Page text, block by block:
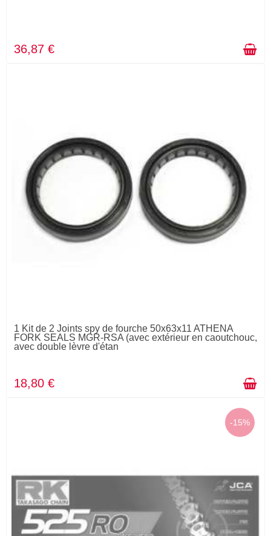
36,87 €
1 Kit de 2 Joints spy de fourche 50x63x11 ATHENA
FORK SEALS MGR-RSA (avec extérieur en caoutchouc,
avec double lèvre d'étan
18,80 €
-15%